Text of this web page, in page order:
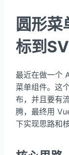
圆形
标到
最近在做一个
菜单组件。这
布，并且要有
腾，最终用
下实现思路和